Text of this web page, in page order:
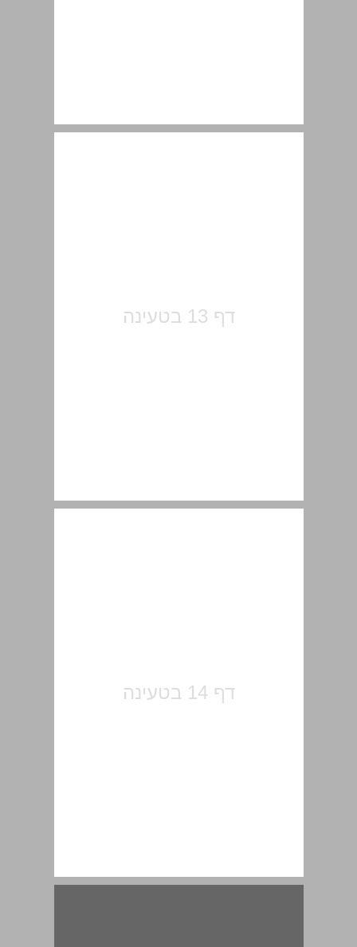
המניפסט ... 13